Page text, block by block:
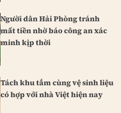
Người dân Hải Phòng tránh
mất tiền nhờ báo công an xác
minh kịp thời
Tách khu tắm cùng vệ sinh liệu
có hợp với nhà Việt hiện nay